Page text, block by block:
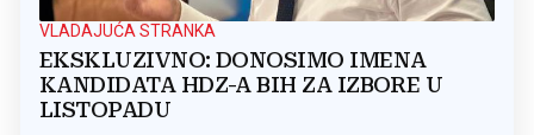
VLADAJUĆA STRANKA
EKSKLUZIVNO: DONOSIMO IMENA
KANDIDATA HDZ-A BIH ZA IZBORE U
LISTOPADU